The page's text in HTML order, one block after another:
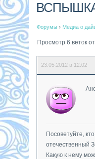
Форумы › Медиа о
Просмотр 6 веток
23.05.2012 в 12:02
Посоветуйте,
отечественный
Какую к нему